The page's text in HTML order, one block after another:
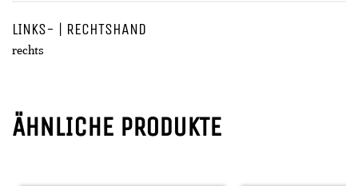
LINKS- | RECHTSHAND
rechts
ÄHNLICHE PRODUKTE